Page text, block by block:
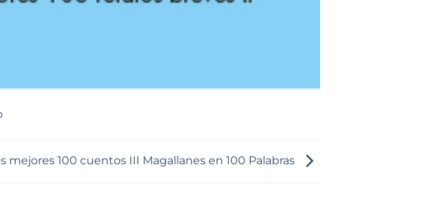
mejores 100 cuentos III Magallanes en 100 Palabras